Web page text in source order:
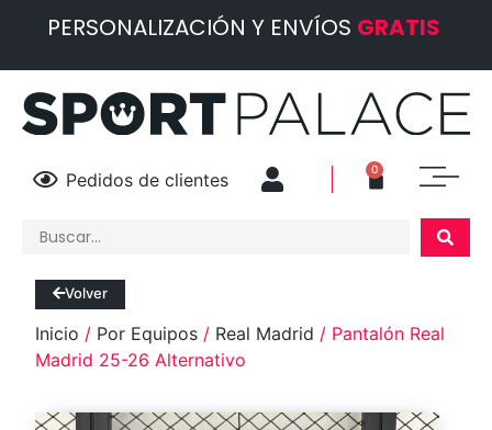
PERSONALIZACIÓN Y ENVÍOS GRATIS
Pedidos de clientes 0
Volver
Inicio / Por Equipos / Real Madrid / Pantalón Real
Madrid 25-26 Alternativo